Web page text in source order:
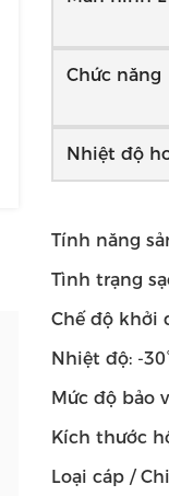
Chức năng
Nhiệt độ
Tính năng
Tình trạng
Chế độ khởi
Nhiệt độ: -
Mức độ bảo
Kích thước
Loại cáp /